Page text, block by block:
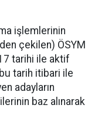
işlemlerinin
çekilen) ÖSYM
tarihi ile aktif
tarih itibari ile
adayların
baz alınarak